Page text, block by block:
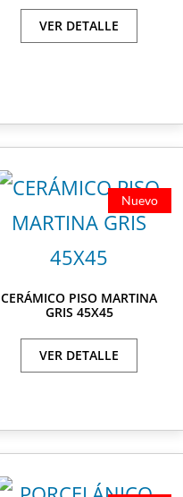
VER DETALLE
Nuevo
CERÁMICO PISO MARTINA
GRIS 45X45
VER DETALLE